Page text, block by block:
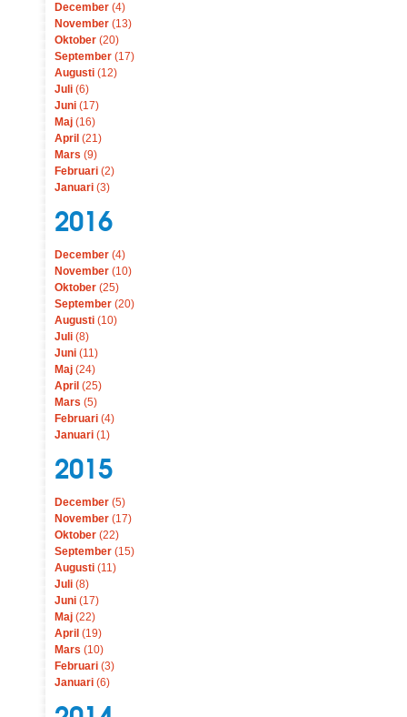
December (4)
November (13)
Oktober (20)
September (17)
Augusti (12)
Juli (6)
Juni (17)
Maj (16)
April (21)
Mars (9)
Februari (2)
Januari (3)
2016
December (4)
November (10)
Oktober (25)
September (20)
Augusti (10)
Juli (8)
Juni (11)
Maj (24)
April (25)
Mars (5)
Februari (4)
Januari (1)
2015
December (5)
November (17)
Oktober (22)
September (15)
Augusti (11)
Juli (8)
Juni (17)
Maj (22)
April (19)
Mars (10)
Februari (3)
Januari (6)